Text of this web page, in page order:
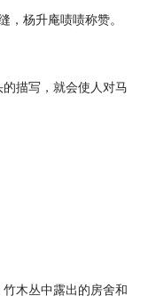
，杨升庵啧啧称赞。
描写，就会使人对马
木丛中露出的房舍和